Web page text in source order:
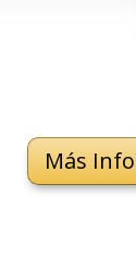
Más Info